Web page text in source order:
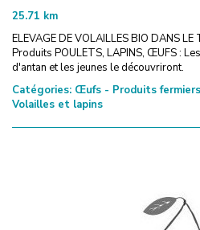
25.71 km
ELEVAGE DE VOLAILLES BIO DANS LE
Produits POULETS, LAPINS, ŒUFS :
d'antan et les jeunes le découvriront.
Catégories: Œufs - Produits
Volailles et lapins